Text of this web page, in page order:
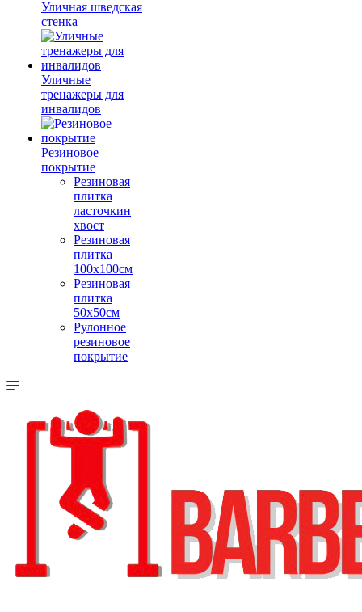
Уличная шведская
стенка
Уличные
тренажеры для
инвалидов
Резиновое
покрытие
Резиновая
плитка
ласточкин
хвост
Резиновая
плитка
100х100см
Резиновая
плитка
50х50см
Рулонное
резиновое
покрытие